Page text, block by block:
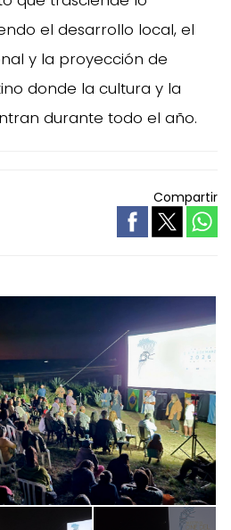
el desarrollo local, el
y la proyección de
donde la cultura y la
durante todo el año.
Compartir